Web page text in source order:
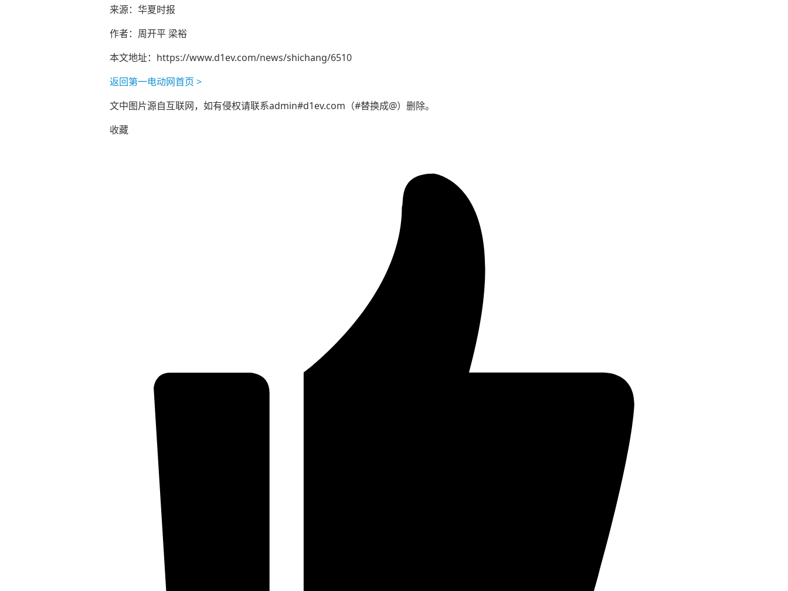
来源：华夏时报
作者：周开平 梁裕
本文地址： https://www.d1ev.com/news/shichang/6510
返回第一电动网首页 >
文中图片源自互联网，如有侵权请联系admin#d1ev.com（#替换成@）删除。
收藏